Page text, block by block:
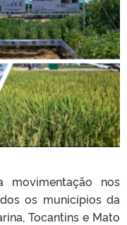
nos
os municípios da
Tocantins e Mato